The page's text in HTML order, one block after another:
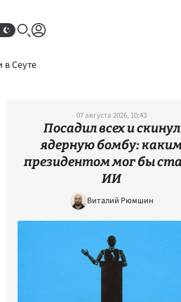
в Сеуте
07 августа 2026, 10:43
Посадил всех и скинул
ядерную бомбу: каким
президентом мог бы
ИИ
Виталий Рюмшин